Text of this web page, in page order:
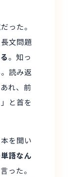
った。
文問題
。知っ
読み返
れ、前
と首を
を開い
語なん
った。